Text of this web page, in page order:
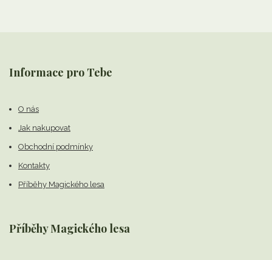
Informace pro Tebe
O nás
Jak nakupovat
Obchodní podmínky
Kontakty
Příběhy Magického lesa
Příběhy Magického lesa